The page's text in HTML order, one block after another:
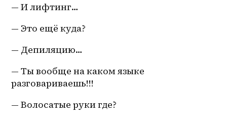
— И лифтинг…
— Это ещё куда?
— Депиляцию…
— Ты вообще на каком языке
разговариваешь!!!
— Волосатые руки где?